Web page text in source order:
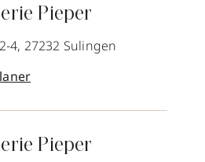
Pieper
4, 27232 Sulingen
Pieper